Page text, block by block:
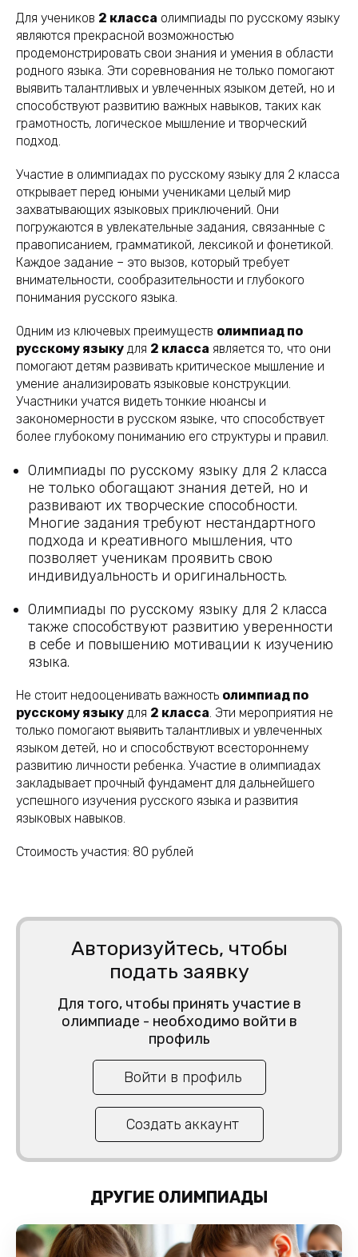
Для учеников 2 класса олимпиады по русскому языку
являются прекрасной возможностью
продемонстрировать свои знания и умения в области
родного языка. Эти соревнования не только помогают
выявить талантливых и увлеченных языком детей, но и
способствуют развитию важных навыков, таких как
грамотность, логическое мышление и творческий
подход.
Участие в олимпиадах по русскому языку для 2 класса
открывает перед юными учениками целый мир
захватывающих языковых приключений. Они
погружаются в увлекательные задания, связанные с
правописанием, грамматикой, лексикой и фонетикой.
Каждое задание – это вызов, который требует
внимательности, сообразительности и глубокого
понимания русского языка.
Одним из ключевых преимуществ олимпиад по
русскому языку для 2 класса является то, что они
помогают детям развивать критическое мышление и
умение анализировать языковые конструкции.
Участники учатся видеть тонкие нюансы и
закономерности в русском языке, что способствует
более глубокому пониманию его структуры и правил.
Олимпиады по русскому языку для 2 класса
не только обогащают знания детей, но и
развивают их творческие способности.
Многие задания требуют нестандартного
подхода и креативного мышления, что
позволяет ученикам проявить свою
индивидуальность и оригинальность.
Олимпиады по русскому языку для 2 класса
также способствуют развитию уверенности
в себе и повышению мотивации к изучению
языка.
Не стоит недооценивать важность олимпиад по
русскому языку для 2 класса. Эти мероприятия не
только помогают выявить талантливых и увлеченных
языком детей, но и способствуют всестороннему
развитию личности ребенка. Участие в олимпиадах
закладывает прочный фундамент для дальнейшего
успешного изучения русского языка и развития
языковых навыков.
Стоимость участия: 80 рублей
Авторизуйтесь, чтобы
подать заявку
Для того, чтобы принять участие в
олимпиаде - необходимо войти в
профиль
Войти в профиль
Создать аккаунт
ДРУГИЕ ОЛИМПИАДЫ